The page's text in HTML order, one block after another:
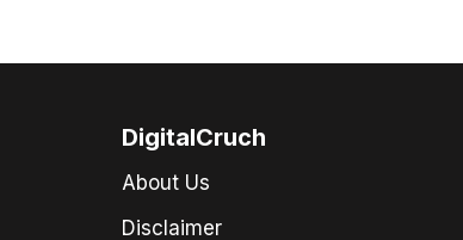
DigitalCruch
About Us
Disclaimer